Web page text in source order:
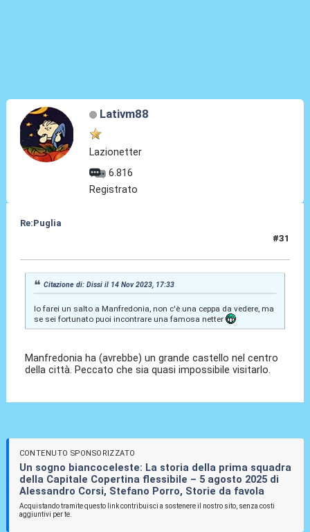
Lativm88
Lazionetter
6.816
Registrato
Re:Puglia
#31
Citazione di: Dissi il 14 Nov 2023, 17:33
Io farei un salto a Manfredonia, non c'è una ceppa da vedere, ma
se sei fortunato puoi incontrare una famosa netter
Manfredonia ha (avrebbe) un grande castello nel centro
della città. Peccato che sia quasi impossibile visitarlo.
CONTENUTO SPONSORIZZATO
Un sogno biancoceleste: La storia della prima squadra
della Capitale Copertina flessibile – 5 agosto 2025 di
Alessandro Corsi, Stefano Porro, Storie da favola
Acquistando tramite questo link contribuisci a sostenere il nostro sito, senza costi
aggiuntivi per te.